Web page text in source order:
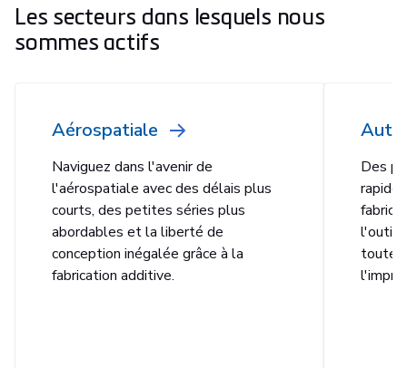
Les secteurs dans lesquels nous
sommes actifs
Aérospatiale
Naviguez dans l'avenir de
l'aérospatiale avec des délais plus
courts, des petites séries plus
abordables et la liberté de
conception inégalée grâce à la
fabrication additive.
Des
toutes